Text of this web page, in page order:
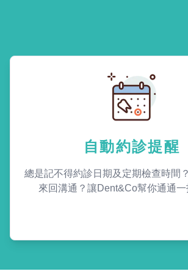
自動約診提醒
總是記不得約診日期及定期檢查時間
來回溝通？讓Dent&Co幫你通通一